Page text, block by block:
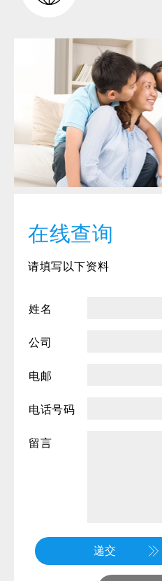
在线查询
请填写以下资料
姓名
公司
电邮
电话号码
留言
递交